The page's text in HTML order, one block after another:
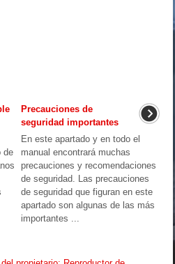
de
Precauciones de
seguridad importantes
En este apartado y en todo el
manual encontrará muchas
precauciones y recomendaciones
de seguridad. Las precauciones
de seguridad que figuran en este
apartado son algunas de las más
importantes ...